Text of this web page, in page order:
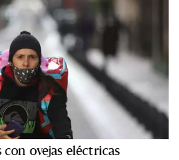
ovejas eléctricas